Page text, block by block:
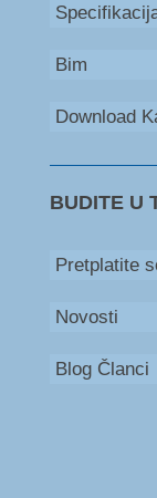
Bim
Download
BUDITE U
Pretplatite
Novosti
Blog Članci